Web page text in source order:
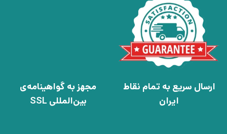
ارسال سریع به تمام نقاط
ایران
مجهز به گواهینامه‌ی
بین‌المللی SSL